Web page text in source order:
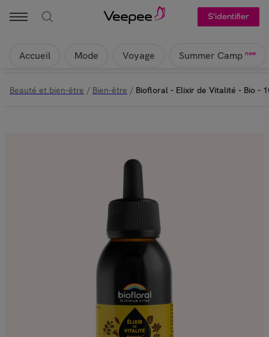
S'identifier
Accueil Mode Voyage Summer Camp new
Beauté et bien-être / Bien-être / Biofloral - Elixir de Vitalité - Bio -